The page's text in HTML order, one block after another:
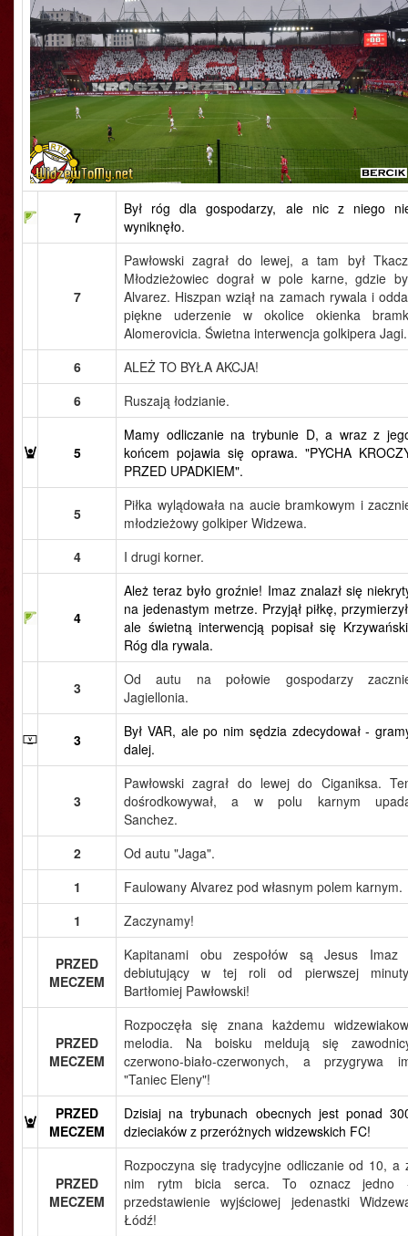
7
Był róg dla gospodarzy, ale nic z niego
wyniknęło.
7
Pawłowski zagrał do lewej, a tam był
Młodzieżowiec dograł w pole karne, gdzie
Alvarez. Hiszpan wziął na zamach rywala i
piękne uderzenie w okolice okienka
Alomerovicia. Świetna interwencja golkipera Jagi.
6
ALEŻ TO BYŁA AKCJA!
6
Ruszają łodzianie.
5
Mamy odliczanie na trybunie D, a wraz z
końcem pojawia się oprawa. "PYCHA
PRZED UPADKIEM".
5
Piłka wylądowała na aucie bramkowym i
młodzieżowy golkiper Widzewa.
4
I drugi korner.
4
Ależ teraz było groźnie! Imaz znalazł się
na jedenastym metrze. Przyjął piłkę,
ale świetną interwencją popisał się
Róg dla rywala.
3
Od autu na połowie gospodarzy
Jagiellonia.
3
Był VAR, ale po nim sędzia zdecydował -
dalej.
3
Pawłowski zagrał do lewej do Ciganiksa.
dośrodkowywał, a w polu karnym
Sanchez.
2
Od autu "Jaga".
1
Faulowany Alvarez pod własnym polem karnym.
1
Zaczynamy!
PRZED
MECZEM
Kapitanami obu zespołów są Jesus Imaz
debiutujący w tej roli od pierwszej
Bartłomiej Pawłowski!
PRZED
MECZEM
Rozpoczęła się znana każdemu
melodia. Na boisku meldują się
czerwono-biało-czerwonych, a przygrywa
"Taniec Eleny"!
PRZED
MECZEM
Dzisiaj na trybunach obecnych jest ponad
dzieciaków z przeróżnych widzewskich FC!
PRZED
MECZEM
Rozpoczyna się tradycyjne odliczanie od 10, a
nim rytm bicia serca. To oznacz jedno
przedstawienie wyjściowej jedenastki
Łódź!